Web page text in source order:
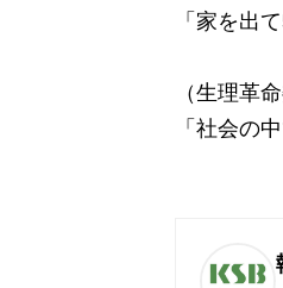
「家を出
（生理革
「社会の